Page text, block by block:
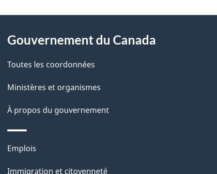
D
t
a
l
s
l
a
propos
ce
site
Gouvernement du Canada
Toutes les coordonnées
Ministères et organismes
À propos du gouvernement
Thèmes
Emplois
Immigration et citoyenneté